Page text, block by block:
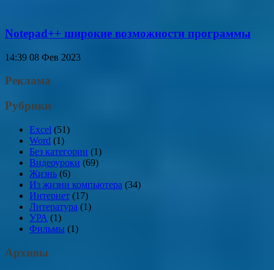
Notepad++ широкие возможности программы
14:39 08 Фев 2023
Реклама
Рубрики
Excel (51)
Word (1)
Без категории (1)
Видеоуроки (69)
Жизнь (6)
Из жизни компьютера (34)
Интернет (17)
Литература (1)
УРА (1)
Фильмы (1)
Архивы